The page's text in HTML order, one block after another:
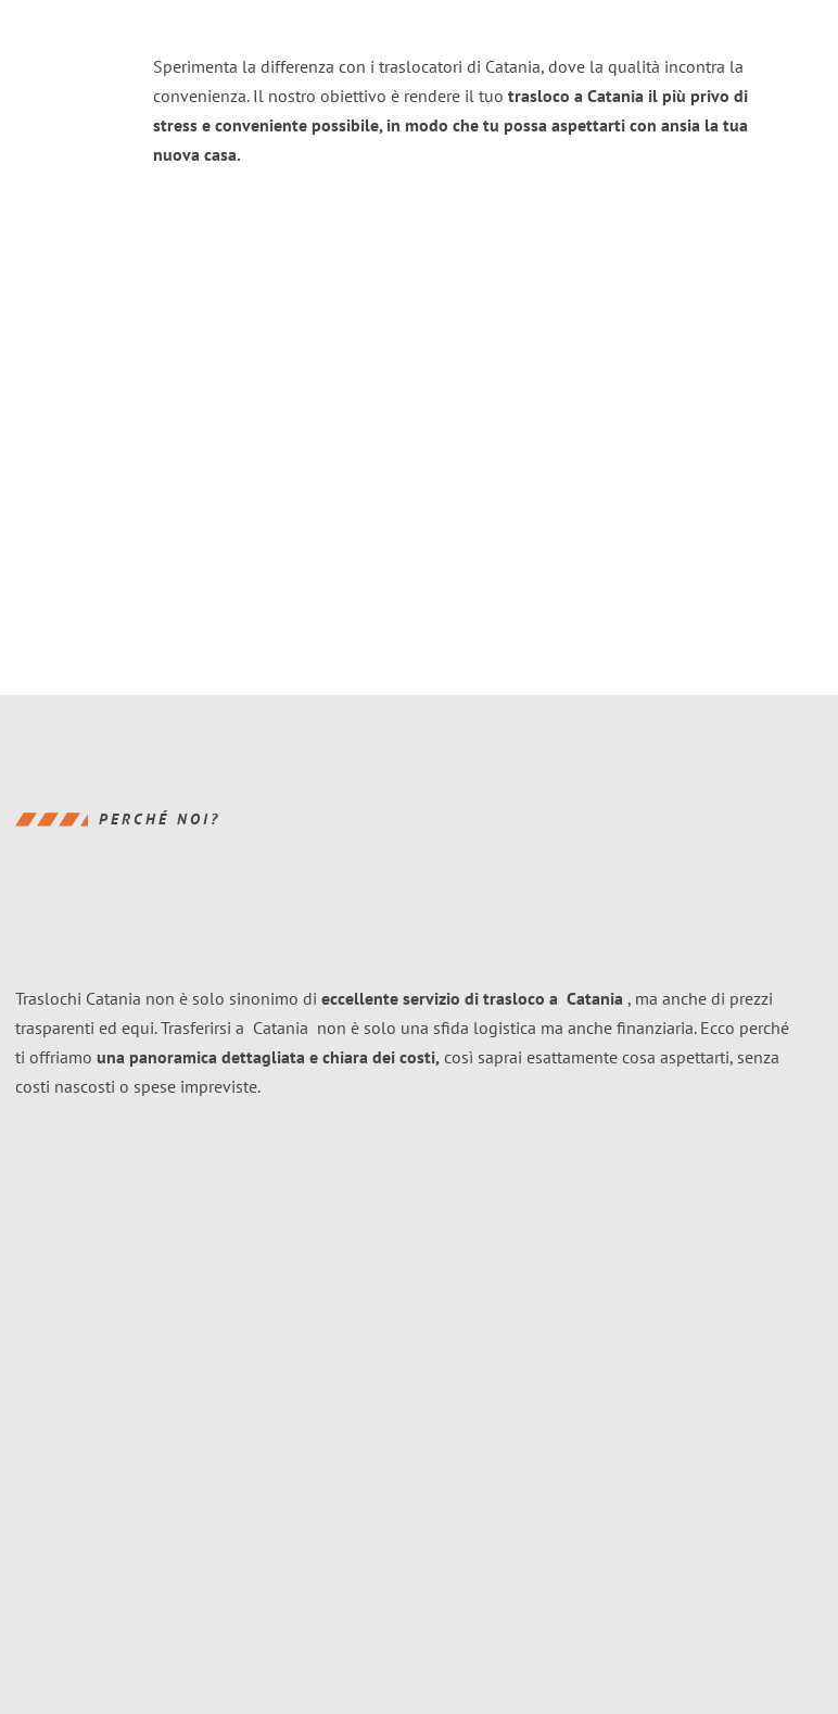
Sperimenta la differenza con i traslocatori di Catania, dove la qualità incontra la
convenienza. Il nostro obiettivo è rendere il tuo trasloco a Catania il più privo di
stress e conveniente possibile, in modo che tu possa aspettarti con ansia la tua
nuova casa.
PERCHÉ NOI?
Traslochi Catania non è solo sinonimo di eccellente servizio di trasloco a Catania , ma anche di prezzi
trasparenti ed equi. Trasferirsi a Catania non è solo una sfida logistica ma anche finanziaria. Ecco perché
ti offriamo una panoramica dettagliata e chiara dei costi, così saprai esattamente cosa aspettarti, senza
costi nascosti o spese impreviste.